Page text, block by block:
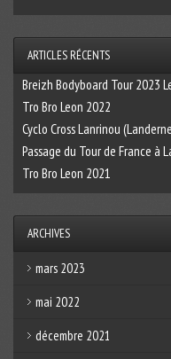
ARTICLES RÉCENTS
Breizh Bodyboard Tour 2023
Tro Bro Leon 2022
Cyclo Cross Lanrinou
Passage du Tour de France à
Tro Bro Leon 2021
ARCHIVES
mars 2023
mai 2022
décembre 2021